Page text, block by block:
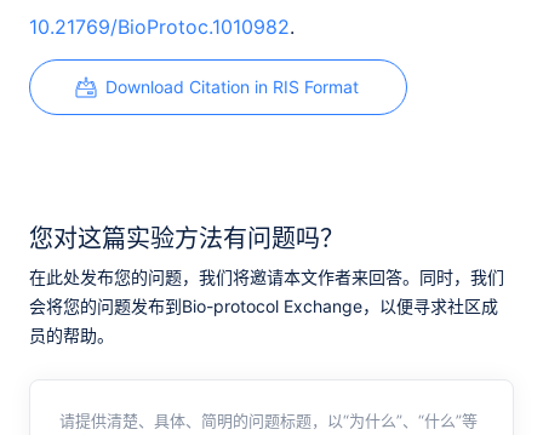
10.21769/BioProtoc.1010982.
Download Citation in RIS Format
您对这篇实验方法有问题吗？
在此处发布您的问题，我们将邀请本文作者来回答。同时，我们
会将您的问题发布到Bio-protocol Exchange，以便寻求社区成
员的帮助。
请提供清楚、具体、简明的问题标题，以“为什么”、“什么”等